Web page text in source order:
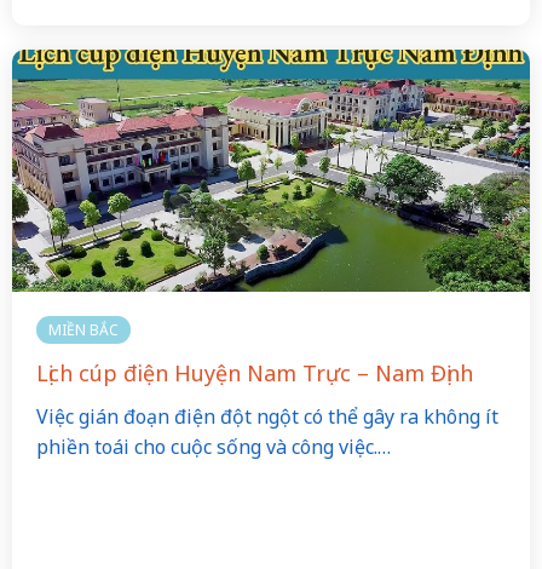
MIỀN BẮC
Lịch cúp điện Huyện Nam Trực – Nam Định
Việc gián đoạn điện đột ngột có thể gây ra không ít
phiền toái cho cuộc sống và công việc.…